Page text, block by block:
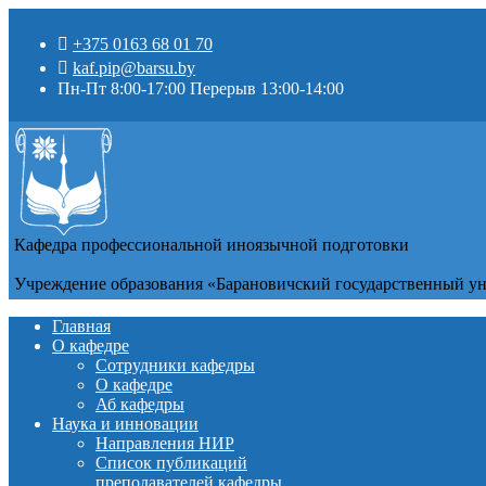
+375 0163 68 01 70
kaf.pip@barsu.by
Пн-Пт 8:00-17:00 Перерыв 13:00-14:00
Кафедра профессиональной иноязычной подготовки
Учреждение образования «Барановичский государственный
Главная
О кафедре
Сотрудники кафедры
О кафедре
Аб кафедры
Наука и инновации
Направления НИР
Список публикаций
преподавателей кафедры